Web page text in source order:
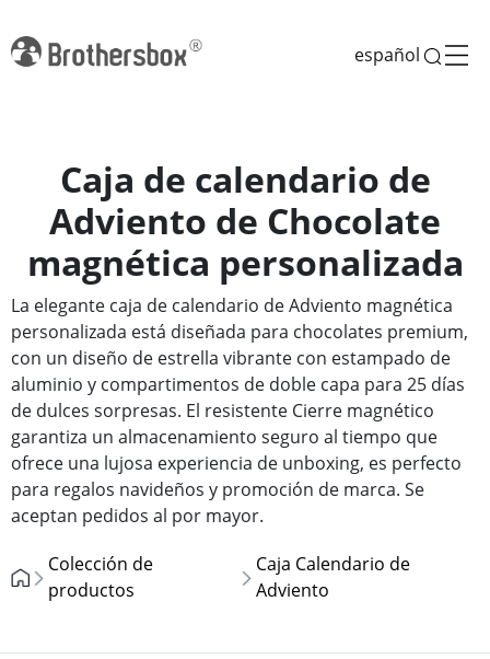
español
Caja de calendario de
Adviento de Chocolate
magnética personalizada
La elegante caja de calendario de Adviento magnética
personalizada está diseñada para chocolates premium,
con un diseño de estrella vibrante con estampado de
aluminio y compartimentos de doble capa para 25 días
de dulces sorpresas. El resistente Cierre magnético
garantiza un almacenamiento seguro al tiempo que
ofrece una lujosa experiencia de unboxing, es perfecto
para regalos navideños y promoción de marca. Se
aceptan pedidos al por mayor.
Colección de
productos
Caja Calendario de
Adviento